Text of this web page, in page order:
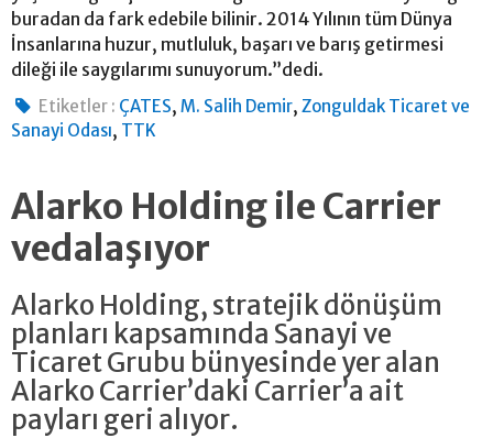
buradan da fark edebile bilinir. 2014 Yılının tüm Dünya
İnsanlarına huzur, mutluluk, başarı ve barış getirmesi
dileği ile saygılarımı sunuyorum.”dedi.
Etiketler : ÇATES,M. Salih Demir,Zonguldak Ticaret ve
Sanayi Odası, TTK
Alarko Holding ile Carrier
vedalaşıyor
Alarko Holding, stratejik dönüşüm
planları kapsamında Sanayi ve
Ticaret Grubu bünyesinde yer alan
Alarko Carrier’daki Carrier’a ait
payları geri alıyor.